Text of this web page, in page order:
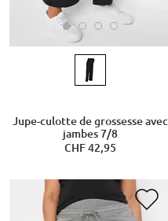
Jupe-culotte de grossesse avec
jambes 7/8
CHF 42,95